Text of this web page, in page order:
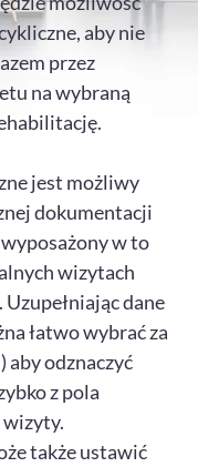
aby nie
przez
na wybraną
jest możliwy
dokumentacji
w to
wizytach
dane
łatwo wybrać za
aby odznaczyć
z pola
także ustawić